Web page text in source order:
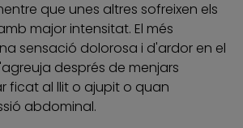
que unes altres sofreixen els
major intensitat. El més
sensació dolorosa i d'ardor en el
després de menjars
ficat al llit o ajupit o quan
abdominal.